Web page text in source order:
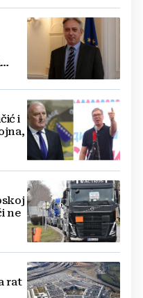
i
ne
rat